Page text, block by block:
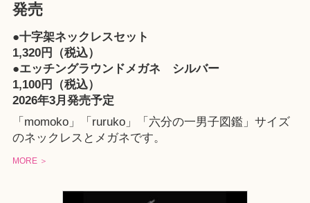
発売
●十字架ネックレスセット
1,320円（税込）
●エッチングラウンドメガネ シルバー
1,100円（税込）
2026年3月発売予定
「momoko」「ruruko」「六分の一男子図鑑」サイズ
のネックレスとメガネです。
MORE ＞